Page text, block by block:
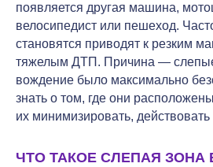
появляется другая машина,
велосипедист или пешеход.
становятся приводят к резким
тяжелым ДТП. Причина —
вождение было максимально
знать о том, где они
их минимизировать,
ЧТО ТАКОЕ СЛЕПАЯ